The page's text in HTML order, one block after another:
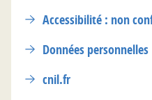
Accessibilité : non
Données personnelles
cnil.fr